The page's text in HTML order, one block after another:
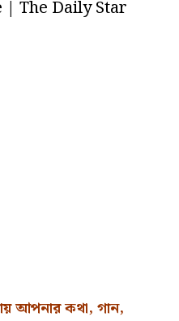
আপনার কথা, গান,